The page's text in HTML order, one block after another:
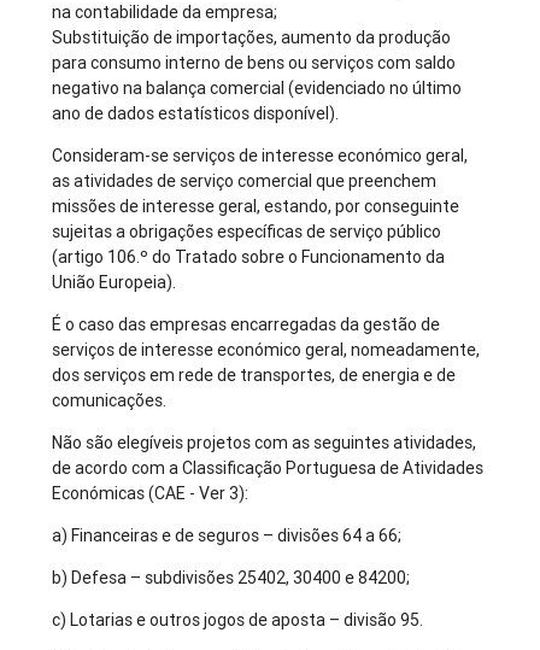
na contabilidade da empresa;
Substituição de importações, aumento da produção
para consumo interno de bens ou serviços com saldo
negativo na balança comercial (evidenciado no último
ano de dados estatísticos disponível).
Consideram-se serviços de interesse económico geral,
as atividades de serviço comercial que preenchem
missões de interesse geral, estando, por conseguinte
sujeitas a obrigações específicas de serviço público
(artigo 106.º do Tratado sobre o Funcionamento da
União Europeia).
É o caso das empresas encarregadas da gestão de
serviços de interesse económico geral, nomeadamente,
dos serviços em rede de transportes, de energia e de
comunicações.
Não são elegíveis projetos com as seguintes atividades,
de acordo com a Classificação Portuguesa de Atividades
Económicas (CAE - Ver 3):
a) Financeiras e de seguros – divisões 64 a 66;
b) Defesa – subdivisões 25402, 30400 e 84200;
c) Lotarias e outros jogos de aposta – divisão 95.